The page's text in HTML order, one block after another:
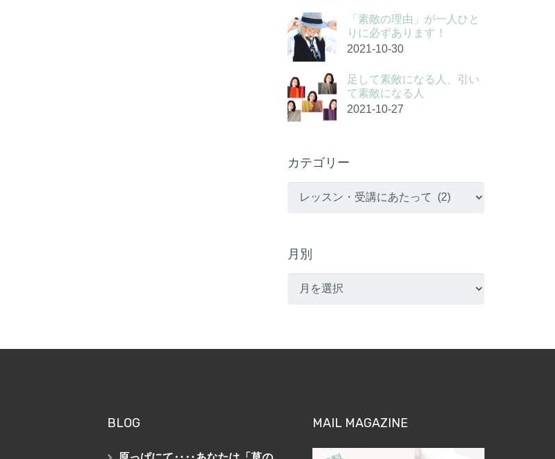
「素敵の理由」が一人ひと
りに必ずあります！
2021-10-30
足して素敵になる人、引い
て素敵になる人
2021-10-27
カテゴリー
ー
月別
BLOG MAIL MAGAZINE